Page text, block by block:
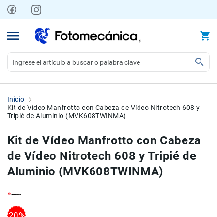
contenido
Profesionales
Compactas
semiprofesionales
Acción
y
Deportes
Inicio
Kit de Vídeo Manfrotto con Cabeza de Vídeo Nitrotech 608 y
Tripié de Aluminio (MVK608TWINMA)
Kit de Vídeo Manfrotto con Cabeza
de Vídeo Nitrotech 608 y Tripié de
Aluminio (MVK608TWINMA)
Skip
Skip
20%